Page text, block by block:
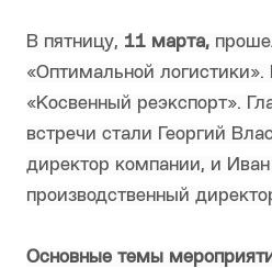
В пятницу, 11 марта,
«Оптимальной логистики».
«Косвенный реэкспорт».
встречи стали Георгий
директор компании, и
производственный
Основные темы